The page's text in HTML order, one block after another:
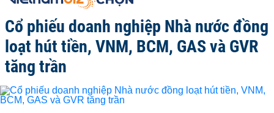
Cổ phiếu doanh nghiệp Nhà nước đồng
loạt hút tiền, VNM, BCM, GAS và GVR
tăng trần